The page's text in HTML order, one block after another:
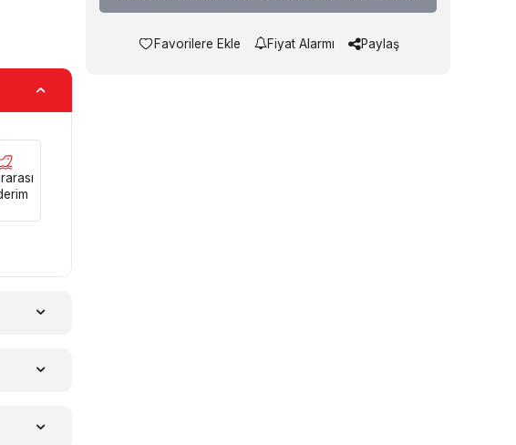
Favorilere Ekle Fiyat Alarmı Paylaş